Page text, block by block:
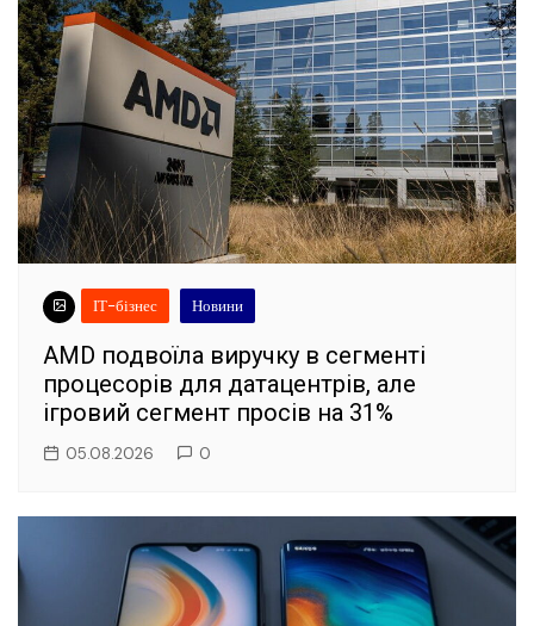
ІТ-бізнес Новини
AMD подвоїла виручку в сегменті
процесорів для датацентрів, але
ігровий сегмент просів на 31%
05.08.2026 0